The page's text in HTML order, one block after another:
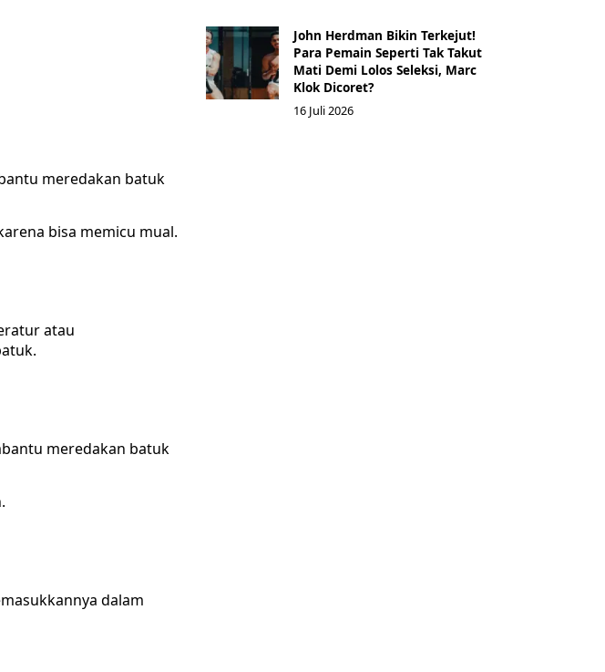
meredakan batuk
bisa memicu mual.
atau
meredakan batuk
dalam
John Herdman Bikin Terkejut!
Para Pemain Seperti Tak Takut
Mati Demi Lolos Seleksi, Marc
Klok Dicoret?
16 Juli 2026